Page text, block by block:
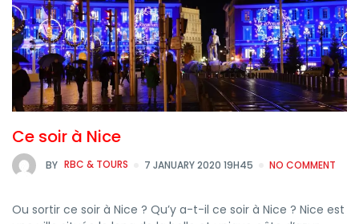
Ce soir à Nice
BY RBC & TOURS 7 JANUARY 2020 19H45 NO COMMENT
Ou sortir ce soir à Nice ? Qu’y a-t-il ce soir à Nice ? Nice est